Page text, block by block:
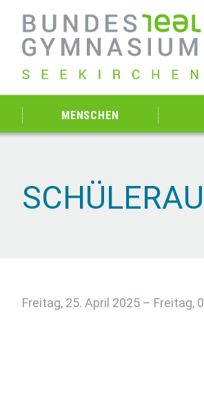
MENSCHEN
Freitag, 25. April 2025 – Freitag,